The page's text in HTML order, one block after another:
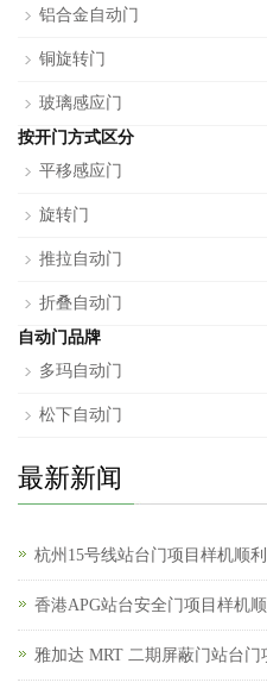
铝合金自动门
铜旋转门
玻璃感应门
按开门方式区分
平移感应门
旋转门
推拉自动门
折叠自动门
自动门品牌
多玛自动门
松下自动门
最新新闻
杭州15号线站台门项目样机顺
香港APG站台安全门项目样机
雅加达 MRT 二期屏蔽门站台门